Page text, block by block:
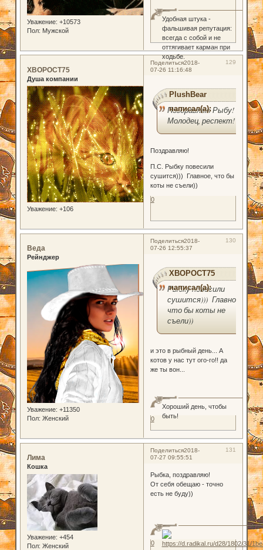
Уважение: +10573
Пол: Мужской
Удобная штука -
фальшивая репутация:
всегда с собой и не
оттягивает карман при
ходьбе.
Поделиться 129
2018-
07-26 11:16:48
XBOPOCT75
Душа компании
Уважение: +106
PlushBear
написал(а):
Поздравляю Рыбу!
Молодец, респект!
Поздравляю!
П.С. Рыбку повесили
сушится))) Главное, что бы
коты не съели))
0
Поделиться 130
2018-
07-26 12:55:37
Веда
Рейнджер
Уважение: +11350
Пол: Женский
XBOPOCT75
написал(а):
Рыбку повесили
сушится))) Главное,
что бы коты не
съели))
и это в рыбный день... А
котов у нас тут ого-го!! да
же ты вон...
Хороший день, чтобы
быть!
0
Поделиться 131
2018-
07-27 09:55:51
Лима
Кошка
Уважение: +454
Пол: Женский
Рыбка, поздравляю!
От себя обещаю - точно
есть не буду))
0